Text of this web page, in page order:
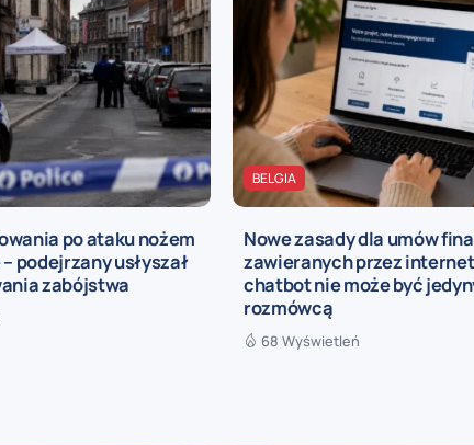
po ataku nożem
podejrzany usłyszał
zabójstwa
BELGIA
Nowe zasady dla umów
zawieranych przez
chatbot nie może być
rozmówcą
68 Wyświetleń